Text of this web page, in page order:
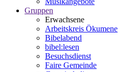
Gruppen
Erwachsene
Arbeitskreis Ökumene
Bibelabend
bibel:lesen
Besuchsdienst
Faire Gemeinde